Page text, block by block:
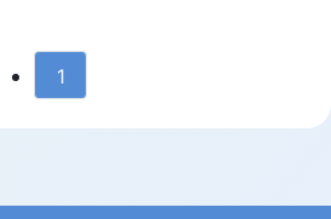
式在資格、審查內容、適合對象上
1